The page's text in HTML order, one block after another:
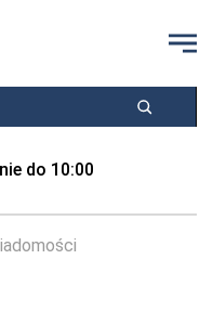
do 10:00